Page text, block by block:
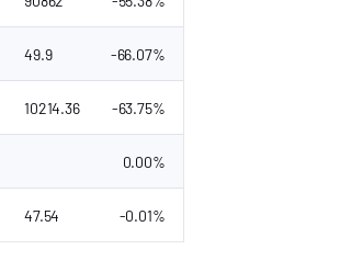
49.9 -66.07%
10214.36 -63.75%
0.00%
47.54 -0.01%